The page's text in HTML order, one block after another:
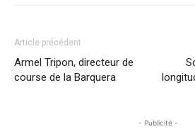
Article précédent
Armel Tripon, directeur de
course de la Barquera
- Publicité -